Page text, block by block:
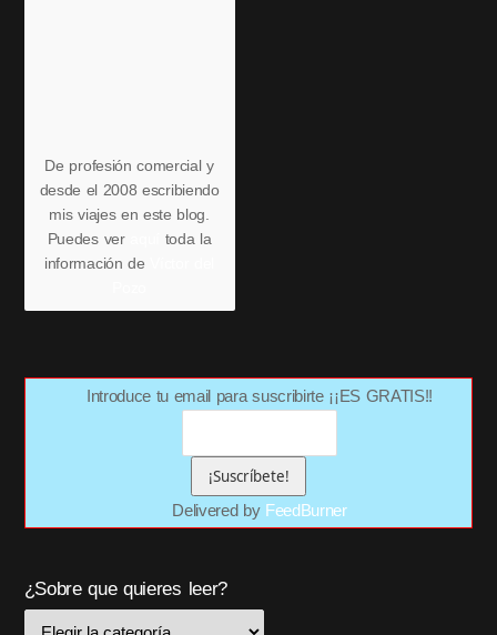
De profesión comercial y
desde el 2008 escribiendo
mis viajes en este blog.
Puedes ver
toda la
información de
Introduce tu email para suscribirte ¡¡ES GRATIS!!
Delivered by FeedBurner
¿Sobre que quieres leer?